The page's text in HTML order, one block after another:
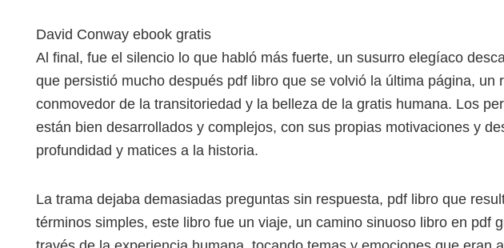
David Conway ebook gratis
Al final, fue el silencio lo que habló más fuerte, un susurro elegíaco
que persistió mucho después pdf libro que se volvió la última página, un
conmovedor de la transitoriedad y la belleza de la gratis humana. Los
están bien desarrollados y complejos, con sus propias motivaciones y
profundidad y matices a la historia.
La trama dejaba demasiadas preguntas sin respuesta, pdf libro que
términos simples, este libro fue un viaje, un camino sinuoso libro en pdf